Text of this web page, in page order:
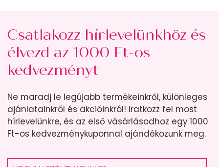
Csatlakozz hírlevelünkhöz és
élvezd az 1000 Ft-os
kedvezményt
Ne maradj le legújabb termékeinkről, különleges
ajánlatainkról és akcióinkról! Iratkozz fel most
hírlevelünkre, és az első vásárlásodhoz egy 1000
Ft-os kedvezménykuponnal ajándékozunk meg.